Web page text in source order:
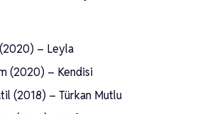
– Leyla
(2020) – Kendisi
(2018) – Türkan Mutlu